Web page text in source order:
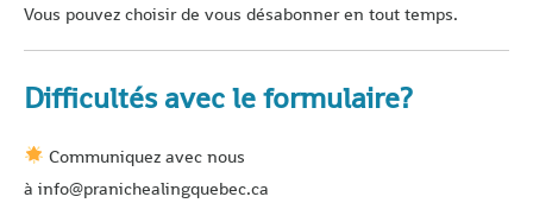
Vous pouvez choisir de vous désabonner en tout temps.
Difficultés avec le formulaire?
Communiquez avec nous
à info@pranichealingquebec.ca